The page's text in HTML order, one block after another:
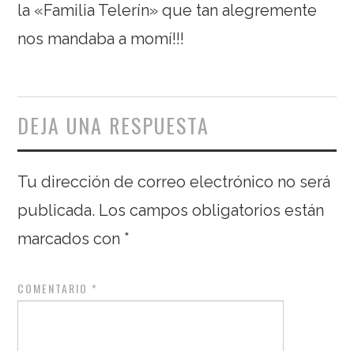
la «Familia Telerín» que tan alegremente
nos mandaba a momí!!!
DEJA UNA RESPUESTA
Tu dirección de correo electrónico no será
publicada. Los campos obligatorios están
marcados con *
COMENTARIO *